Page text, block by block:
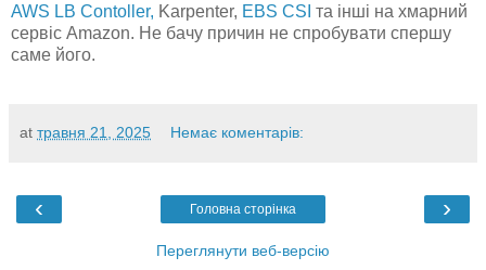
AWS LB Contoller, Karpenter, EBS CSI та інші на хмарний
сервіс Amazon. Не бачу причин не спробувати спершу
саме його.
at травня 21, 2025 Немає коментарів:
‹ ›
Головна сторінка
Переглянути веб-версію